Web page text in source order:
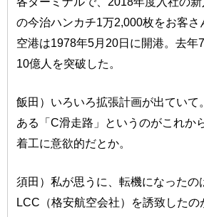
の今治ハンカチ1万2,000枚をお客さ
空港は1978年5月20日に開港。去年
10億人を突破した。
飯田）いろいろ拡張計画が出ていて
ある「C滑走路」というのがこれか
着工に意欲的だとか。
須田）私が思うに、転機になったの
LCC（格安航空会社）を誘致したの